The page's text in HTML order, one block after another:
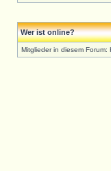
Wer ist online?
Mitglieder in diesem